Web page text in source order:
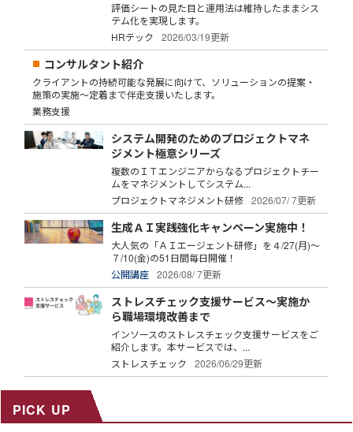
評価シートの見た目と運用法は維持したままシス
テム化を実現します。
HRテック
2026/03/19更新
コンサルタント紹介
クライアントの持続可能な発展に向けて、ソリューションの提案・
施策の実施～定着まで伴走支援いたします。
業務支援
システム開発のためのプロジェクトマネ
ジメント極意シリーズ
複数のＩＴエンジニアからなるプロジェクトチー
ムをマネジメントしてシステム...
プロジェクトマネジメント研修
2026/07/ 7更新
生成ＡＩ実践強化キャンペーン実施中！
大人気の「ＡＩエージェント研修」を４/27(月)～
７/10(金)の51日間毎日開催！
公開講座
2026/08/ 7更新
ストレスチェック支援サービス～実施か
ら職場環境改善まで
インソースのストレスチェック支援サービスをご
紹介します。本サービスでは、...
ストレスチェック
2026/06/29更新
PICK UP